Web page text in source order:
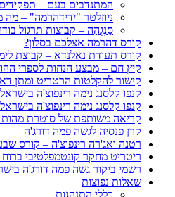
המתנדבים בעם –
ניוזלטר "ידידהרמה" –
סַנְגְהַה – קבוצות תרגול
קורס דהרמה אצלכם בסלון?
קורס תעודת נאלנדא – קבוצת
קיץ חם – מבצע הנחות לספרי
קישור להקלטות הרטריט ומתן
קנפו קלסנג נימה רינפוצ'ה בישראל –
קנפו קלסנג נימה רינפוצ'ה בישראל 13/1-8/2
קריאה משותפת של סוטרת
קרן פנסיה לגשה פמה דורג'ה
רטנה ואג'רה רינפוצ'ה – קורס
ריטריט מחקר קונטמפלטיבי ברוח
רשמי ביקור גשה פמה דורג'ה בישראל, 14 במאי – 4
שאלות נפוצות
כללי התנהגות